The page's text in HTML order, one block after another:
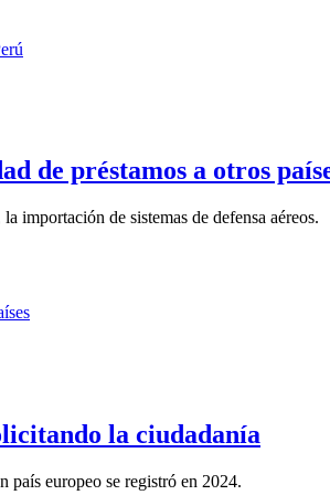
de préstamos a otros
importación de sistemas de defensa aéreos.
la ciudadanía
país europeo se registró en 2024.